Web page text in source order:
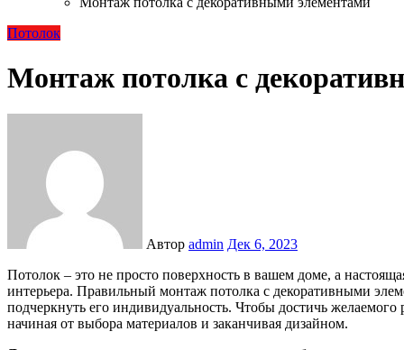
Потолок
Монтаж потолка с
Автор admin Дек 6, 2023
Потолок – это не просто поверхность в вашем доме, а настоящая основа для создания атмосферного и стильного
интерьера. Правильный монтаж потолка с декоративными
подчеркнуть его индивидуальность. Чтобы достичь
начиная от выбора материалов и заканчивая дизайном.